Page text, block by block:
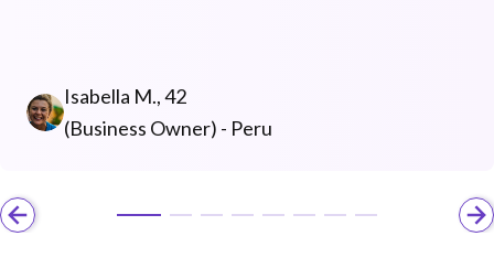
Isabella M., 42
(Business Owner) - Peru